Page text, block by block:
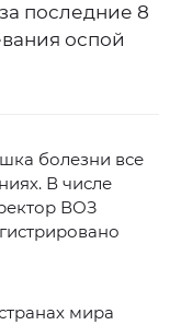
последние 8
оспой
болезни все
В числе
ВОЗ
мира